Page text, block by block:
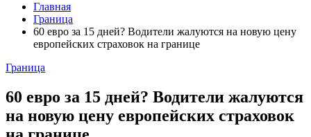
Главная
Граница
60 евро за 15 дней? Водители жалуются на новую цену
европейских страховок на границе
Граница
60 евро за 15 дней? Водители жалуются
на новую цену европейских страховок